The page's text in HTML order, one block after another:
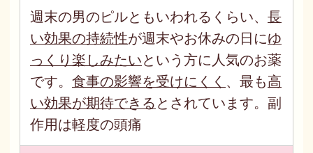
週末の男のピルともいわれるくらい、 長
い効果の持続性が週末やお休みの日にゆ
っくり楽しみたいという方に人気のお薬
です。 食事の影響を受けにくく 、最も高
い効果が期待できる とされています。副
作用は軽度の頭痛